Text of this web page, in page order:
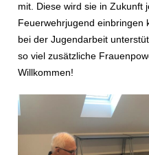
mit. Diese wird sie in Zukunft
Feuerwehrjugend einbringen
bei der Jugendarbeit
so viel zusätzliche
Willkommen!